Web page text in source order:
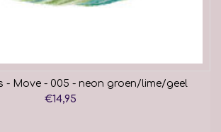
- Move - 005 - neon groen/lime/geel
€14,95